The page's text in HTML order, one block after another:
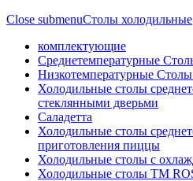
Close submenuСтолы холодильные
комплектующие
Среднетемпературные
Низкотемпературные
Холодильные столы
стеклянными дверьми
Саладетта
Холодильные столы
приготовления пиццы
Холодильные столы с
Холодильные столы ТМ